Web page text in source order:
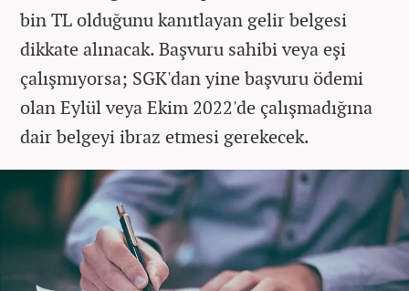
bin TL olduğunu kanıtlayan gelir belgesi
dikkate alınacak. Başvuru sahibi veya eşi
çalışmıyorsa; SGK'dan yine başvuru ödemi
olan Eylül veya Ekim 2022'de çalışmadığına
dair belgeyi ibraz etmesi gerekecek.